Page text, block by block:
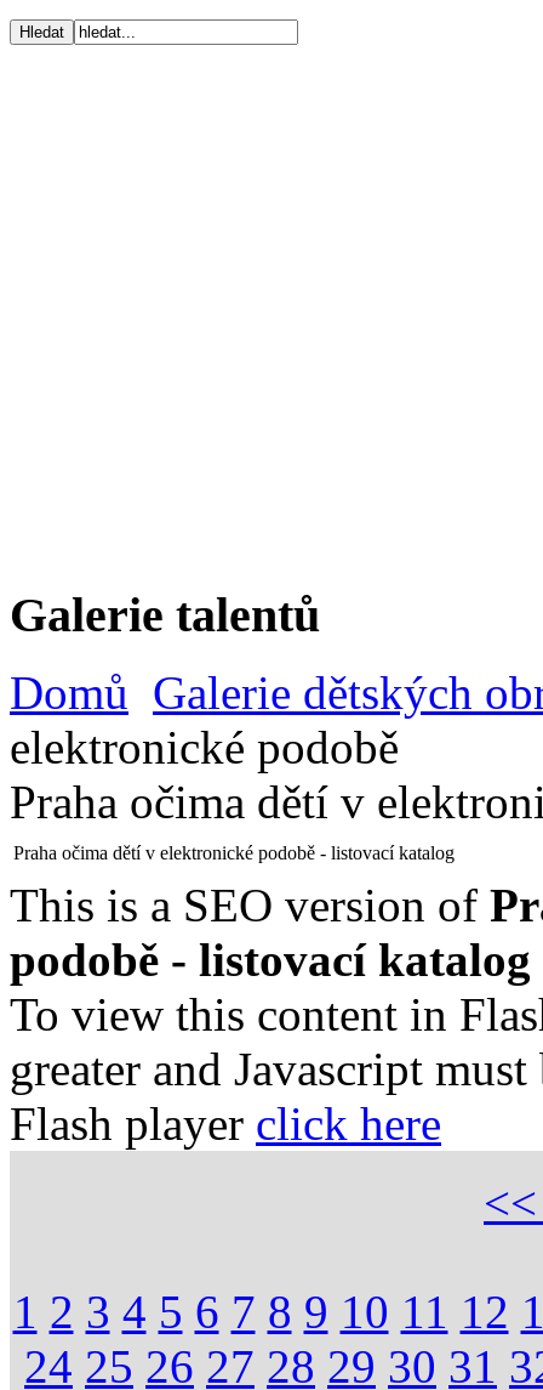
Galerie talentů
Domů Galerie dětských
elektronické podobě
Praha očima dětí v
Praha očima dětí v elektronické podobě - listovací katalog
This is a SEO version of
podobě - listovací katalog
To view this content in
greater and Javascript
Flash player click here
1 2 3 4 5 6 7 8 9 10 11 12
24 25 26 27 28 29 30 31